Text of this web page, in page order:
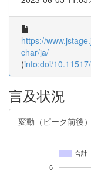
https://
char/ja/
(info:doi/
言及状況
変動（ピーク前後）
合計
6